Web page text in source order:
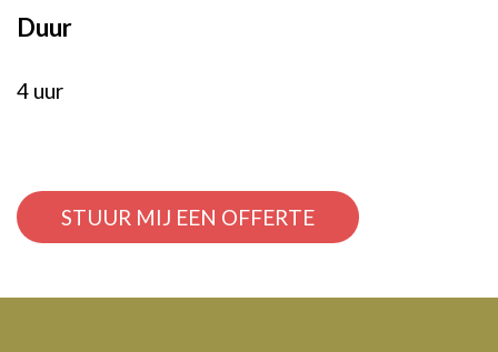
Duur
4 uur
STUUR MIJ EEN OFFERTE